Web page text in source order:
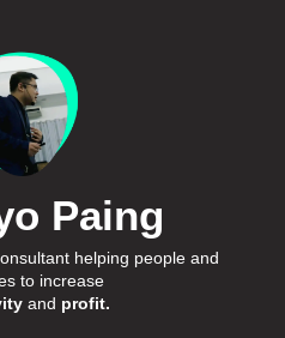
Paing
helping people and
to increase
and profit.